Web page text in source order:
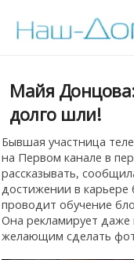
Майя
долго шли!
Бывшая участница
на Первом канале в
рассказывать,
достижении в карьере
проводит обучение
Она рекламирует даже
желающим сделать